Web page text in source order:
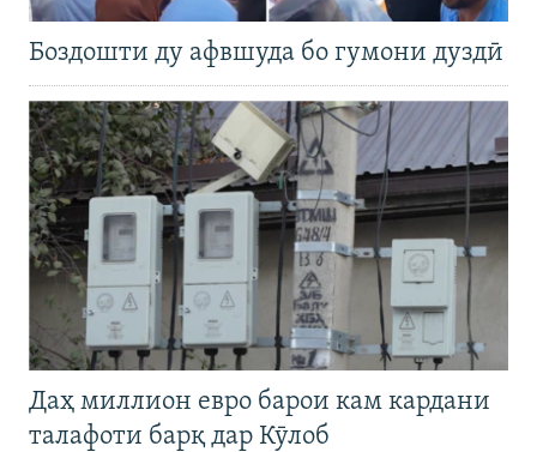
Боздошти ду афвшуда бо гумони дуздӣ
Даҳ миллион евро барои кам кардани
талафоти барқ дар Кӯлоб